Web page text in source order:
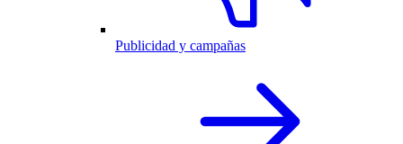
Publicidad y campañas